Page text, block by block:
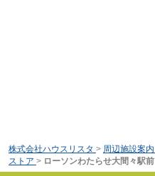
株式会社ハウスリスタ > 周辺施設案内
ストア > ローソンわたらせ大間々駅前